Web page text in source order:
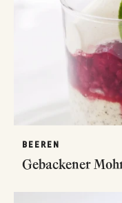
BEEREN
Gebackener